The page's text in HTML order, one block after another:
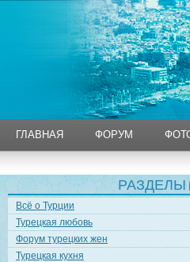
ГЛАВНАЯ ФОРУМ
РАЗДЕЛЫ
Всё о Турции
Турецкая любовь
Форум турецких жен
Турецкая кухня